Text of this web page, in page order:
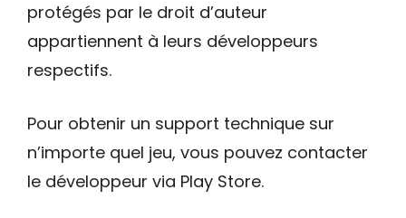
protégés par le droit d’auteur
appartiennent à leurs développeurs
respectifs.
Pour obtenir un support technique sur
n’importe quel jeu, vous pouvez contacter
le développeur via Play Store.